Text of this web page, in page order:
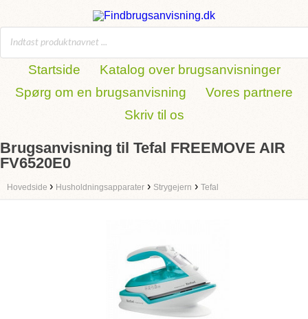
Startside
Katalog over brugsanvisninger
Spørg om en brugsanvisning
Vores partnere
Skriv til os
Brugsanvisning til Tefal FREEMOVE AIR
FV6520E0
Hovedside › Husholdningsapparater › Strygejern › Tefal